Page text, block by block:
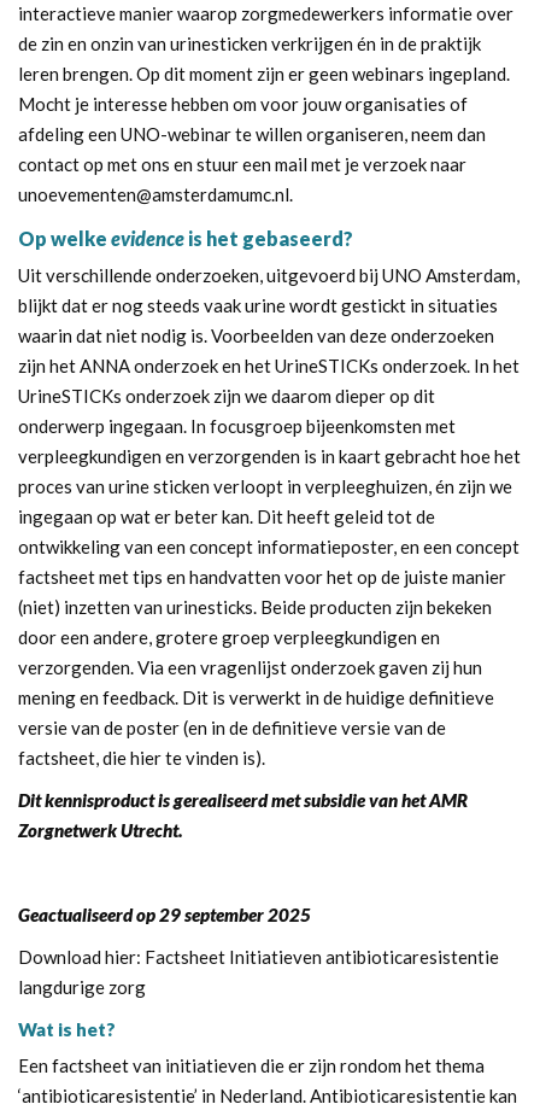
interactieve manier waarop zorgmedewerkers informatie over
de zin en onzin van urinesticken verkrijgen én in de praktijk
leren brengen. Op dit moment zijn er geen webinars ingepland.
Mocht je interesse hebben om voor jouw organisaties of
afdeling een UNO-webinar te willen organiseren, neem dan
contact op met ons en stuur een mail met je verzoek naar
unoevementen@amsterdamumc.nl.
Op welke evidence is het gebaseerd?
Uit verschillende onderzoeken, uitgevoerd bij UNO Amsterdam,
blijkt dat er nog steeds vaak urine wordt gestickt in situaties
waarin dat niet nodig is. Voorbeelden van deze onderzoeken
zijn het ANNA onderzoeken hetUrineSTICKs onderzoek. In het
UrineSTICKs onderzoek zijn we daarom dieper op dit
onderwerp ingegaan. In focusgroep bijeenkomsten met
verpleegkundigen en verzorgenden is in kaart gebracht hoe het
proces van urine sticken verloopt in verpleeghuizen, én zijn we
ingegaan op wat er beter kan. Dit heeft geleid tot de
ontwikkeling van een concept informatieposter, en een concept
factsheet met tips en handvatten voor het op de juiste manier
(niet) inzetten van urinesticks. Beide producten zijn bekeken
door een andere, grotere groep verpleegkundigen en
verzorgenden. Via een vragenlijst onderzoek gaven zij hun
mening en feedback. Dit is verwerkt in de huidige definitieve
versie van de poster (en in de definitieve versie van de
factsheet, die hier te vinden is).
Dit kennisproduct is gerealiseerd met subsidie van het AMR
Zorgnetwerk Utrecht.
Geactualiseerd op 29 september 2025
Download hier: Factsheet Initiatieven antibioticaresistentie
langdurige zorg
Wat is het?
Een factsheet van initiatieven die er zijn rondom het thema
‘antibioticaresistentie’ in Nederland. Antibioticaresistentie kan